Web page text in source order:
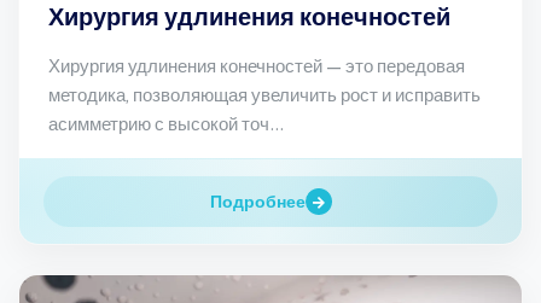
Хирургия удлинения конечностей
Хирургия удлинения конечностей — это передовая
методика, позволяющая увеличить рост и исправить
асимметрию с высокой точ...
Подробнее